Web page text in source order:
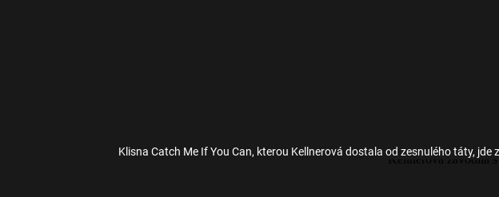
Klisna Catch Me If You Can, kterou Kellnerová dostala od zesnulého táty, jde